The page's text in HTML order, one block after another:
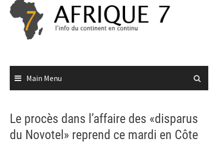
Skip
content
Main Menu
Le procès dans l’affaire des «disparus
du Novotel» reprend ce mardi en Côte